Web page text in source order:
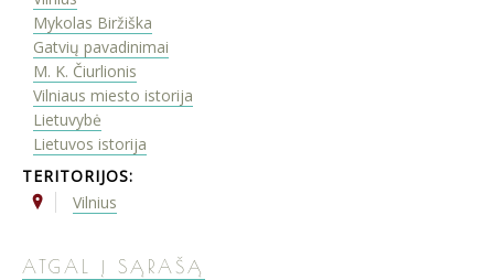
Mykolas Biržiška
Gatvių pavadinimai
M. K. Čiurlionis
Vilniaus miesto istorija
Lietuvybė
Lietuvos istorija
TERITORIJOS:
Vilnius
ATGAL Į SĄRAŠĄ